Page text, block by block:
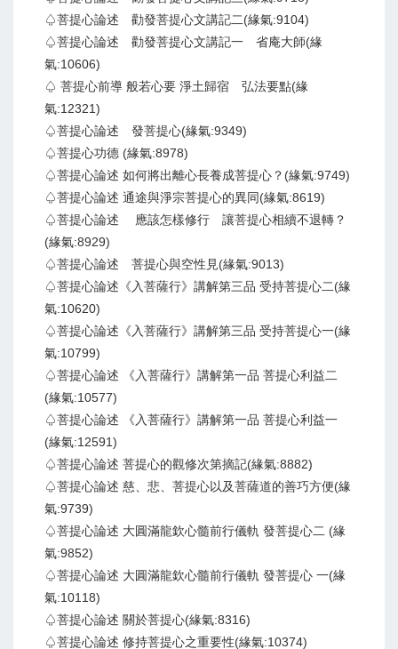
♤菩提心論述 勸發菩提心文講記二(緣氣:9104)
♤菩提心論述 勸發菩提心文講記一 省庵大師(緣
氣:10606)
♤ 菩提心前導 般若心要 淨土歸宿 弘法要點(緣
氣:12321)
♤菩提心論述 發菩提心(緣氣:9349)
♤菩提心功德 (緣氣:8978)
♤菩提心論述 如何將出離心長養成菩提心？(緣氣:9749)
♤菩提心論述 通途與淨宗菩提心的異同(緣氣:8619)
♤菩提心論述 應該怎樣修行 讓菩提心相續不退轉？
(緣氣:8929)
♤菩提心論述 菩提心與空性見(緣氣:9013)
♤菩提心論述《入菩薩行》講解第三品 受持菩提心二(緣
氣:10620)
♤菩提心論述《入菩薩行》講解第三品 受持菩提心一(緣
氣:10799)
♤菩提心論述 《入菩薩行》講解第一品 菩提心利益二
(緣氣:10577)
♤菩提心論述 《入菩薩行》講解第一品 菩提心利益一
(緣氣:12591)
♤菩提心論述 菩提心的觀修次第摘記(緣氣:8882)
♤菩提心論述 慈、悲、菩提心以及菩薩道的善巧方便(緣
氣:9739)
♤菩提心論述 大圓滿龍欽心髓前行儀軌 發菩提心二 (緣
氣:9852)
♤菩提心論述 大圓滿龍欽心髓前行儀軌 發菩提心 一(緣
氣:10118)
♤菩提心論述 關於菩提心(緣氣:8316)
♤菩提心論述 修持菩提心之重要性(緣氣:10374)